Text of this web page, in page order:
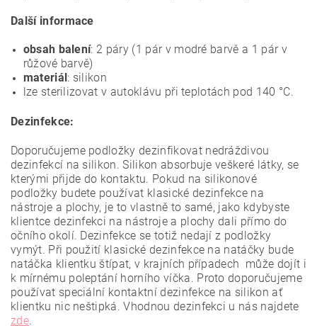
Další informace
obsah balení: 2 páry (1 pár v modré barvě a 1 pár v
růžové barvě)
materiál: silikon
lze sterilizovat v autoklávu při teplotách pod 140 °C.
Dezinfekce:
Doporučujeme podložky dezinfikovat nedráždivou
dezinfekcí na silikon. Silikon absorbuje veškeré látky, se
kterými přijde do kontaktu. Pokud na silikonové
podložky budete používat klasické dezinfekce na
nástroje a plochy, je to vlastně to samé, jako kdybyste
klientce dezinfekci na nástroje a plochy dali přímo do
očního okolí. Dezinfekce se totiž nedají z podložky
vymýt. Při použití klasické dezinfekce na natáčky bude
natáčka klientku štípat, v krajních případech může dojít i
k mírnému poleptání horního víčka. Proto doporučujeme
používat speciální kontaktní dezinfekce na silikon ať
klientku nic neštipká. Vhodnou dezinfekci u nás najdete
zde.